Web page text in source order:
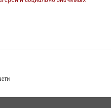
телевидении Чувашии